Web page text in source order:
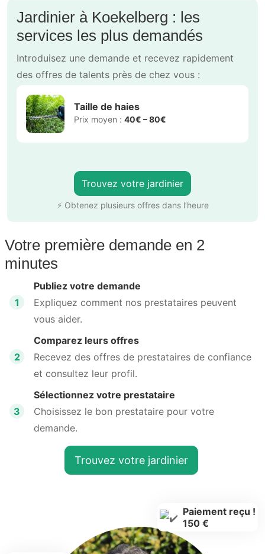
Jardinier à Koekelberg : les
services les plus demandés
Introduisez une demande et recevez rapidement
des offres de talents près de chez vous :
Taille de haies
Prix moyen : 40€ – 80€
Trouvez votre jardinier
⚡ Obtenez plusieurs offres dans l’heure
Votre première demande en 2
minutes
1
Publiez votre demande
Expliquez comment nos prestataires peuvent
vous aider.
2
Comparez leurs offres
Recevez des offres de prestataires de confiance
et consultez leur profil.
3
Sélectionnez votre prestataire
Choisissez le bon prestataire pour votre
demande.
Trouvez votre jardinier
Paiement reçu !
150 €